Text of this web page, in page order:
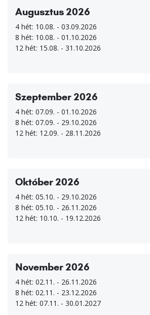
Augusztus 2026
4 hét: 10.08. - 03.09.2026
8 hét: 10.08. - 01.10.2026
12 hét: 15.08. - 31.10.2026
Szeptember 2026
4 hét: 07.09. - 01.10.2026
8 hét: 07.09. - 29.10.2026
12 hét: 12.09. - 28.11.2026
Október 2026
4 hét: 05.10. - 29.10.2026
8 hét: 05.10. - 26.11.2026
12 hét: 10.10. - 19.12.2026
November 2026
4 hét: 02.11. - 26.11.2026
8 hét: 02.11. - 23.12.2026
12 hét: 07.11. - 30.01.2027